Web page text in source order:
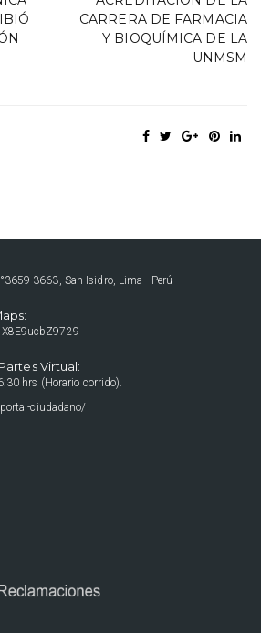
CARRERA DE FARMACIA
Y BIOQUÍMICA DE LA
UNMSM
3663, San Isidro, Lima - Perú
Virtual:
hrs (Horario corrido).
ciudadano/